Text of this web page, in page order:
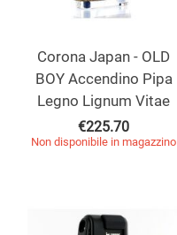
Corona Japan - OLD
BOY Accendino Pipa
Legno Lignum Vitae
€225.70
Non disponibile in magazzino